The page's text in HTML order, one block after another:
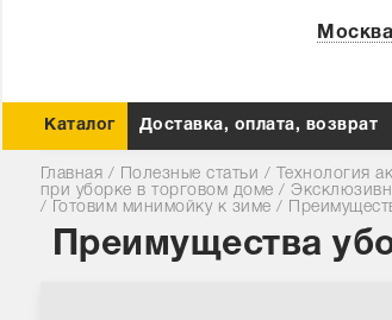
Главная / Полезные статьи / Технология
при уборке в торговом доме /
/
Готовим минимойку к зиме /
Преимущества
Каталог Доставка, оплата, возврат